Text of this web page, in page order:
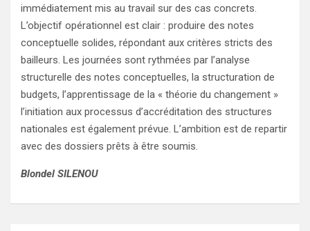
immédiatement mis au travail sur des cas concrets.
L’objectif opérationnel est clair : produire des notes
conceptuelle solides, répondant aux critères stricts des
bailleurs. Les journées sont rythmées par l’analyse
structurelle des notes conceptuelles, la structuration de
budgets, l’apprentissage de la « théorie du changement »
l’initiation aux processus d’accréditation des structures
nationales est également prévue. L’ambition est de repartir
avec des dossiers prêts à être soumis.
Blondel SILENOU